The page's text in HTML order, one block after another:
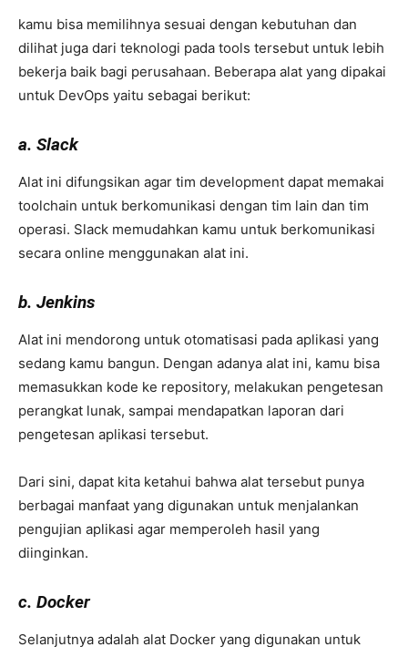
kamu bisa memilihnya sesuai dengan kebutuhan dan
dilihat juga dari teknologi pada tools tersebut untuk lebih
bekerja baik bagi perusahaan. Beberapa alat yang dipakai
untuk DevOps yaitu sebagai berikut:
a. Slack
Alat ini difungsikan agar tim development dapat memakai
toolchain untuk berkomunikasi dengan tim lain dan tim
operasi. Slack memudahkan kamu untuk berkomunikasi
secara online menggunakan alat ini.
b. Jenkins
Alat ini mendorong untuk otomatisasi pada aplikasi yang
sedang kamu bangun. Dengan adanya alat ini, kamu bisa
memasukkan kode ke repository, melakukan pengetesan
perangkat lunak, sampai mendapatkan laporan dari
pengetesan aplikasi tersebut.
Dari sini, dapat kita ketahui bahwa alat tersebut punya
berbagai manfaat yang digunakan untuk menjalankan
pengujian aplikasi agar memperoleh hasil yang
diinginkan.
c. Docker
Selanjutnya adalah alat Docker yang digunakan untuk